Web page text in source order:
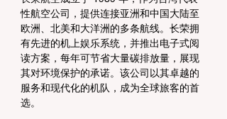
性航空公司，提供连接亚洲和中国大陆至
欧洲、北美和大洋洲的多条航线。长荣拥
有先进的机上娱乐系统，并推出电子式阅
读方案，每年可节省大量碳排放量，展现
其对环境保护的承诺。该公司以其卓越的
服务和现代化的机队，成为全球旅客的首
选。